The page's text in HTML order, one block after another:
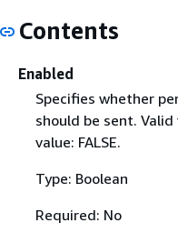
Contents
Enabled
Specifies whether
should be sent. Valid
value: FALSE.
Type: Boolean
Required: No